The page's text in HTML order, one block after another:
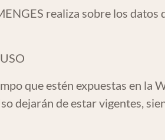
realiza sobre los
que estén expuestas en la
dejarán de estar vigentes,